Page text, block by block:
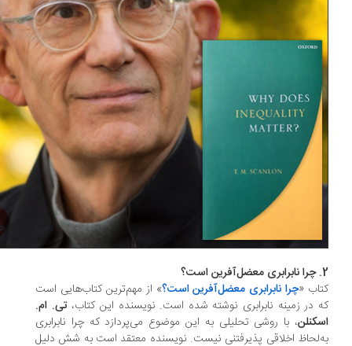
چرا نابرابری معضل‌آفرین است؟» از مهم‌ترین کتاب‌هایی است
در زمینه‌‌ نابرابری نوشته شده است. نویسنده‌ این کتاب، تی.‌ ام.
، با روشی تحلیلی به این موضوع می‌پردازد که چرا نابرابری
اخلاقی پذیرفتنی نیست. نویسنده معتقد است به شش دلیل